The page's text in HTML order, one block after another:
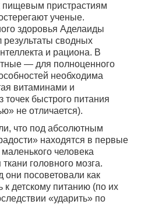
пищевым пристрастиям
ученые.
здоровья Аделаиды
результаты сводных
и рациона. В
— для полноценного
необходима
витаминами и
быстрого питания
не отличается).
что под абсолютным
находятся в первые
человека
головного мозга.
они посоветовали как
детскому питанию (по их
«ударить» по